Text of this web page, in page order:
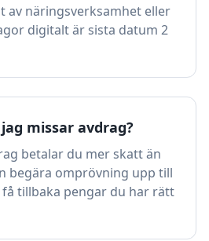
av näringsverksamhet eller
digitalt är sista datum 2
missar avdrag?
betalar du mer skatt än
begära omprövning upp till
tillbaka pengar du har rätt